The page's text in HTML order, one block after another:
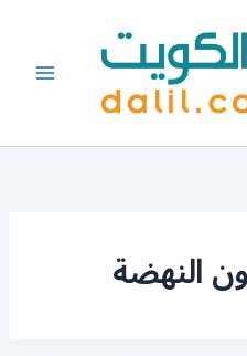
النهضة